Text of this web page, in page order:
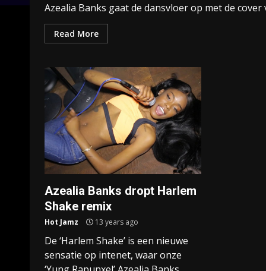
Azealia Banks gaat de dansvloer op met de cover
Read More
Azealia Banks dropt Harlem
Shake remix
Hot Jamz 13 years ago
De ‘Harlem Shake’ is een nieuwe
sensatie op intenet, waar onze